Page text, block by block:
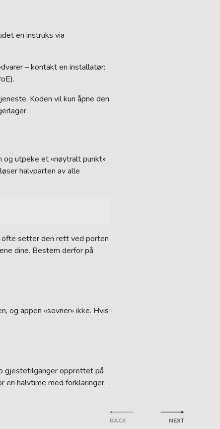
en instruks via
– kontakt en installatør:
Koden vil kun åpne den
og utpeke et «nøytralt punkt»
halvparten av alle
ofte setter den rett ved porten
dine. Bestem derfor på
og appen «sovner» ikke. Hvis
gjestetilganger opprettet på
en halvtime med forklaringer.
BACK NEXT